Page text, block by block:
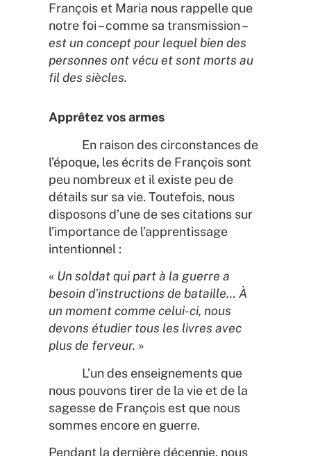
François et Maria nous rappelle que
notre foi – comme sa transmission –
est un concept pour lequel bien des
personnes ont vécu et sont morts au
fil des siècles.
Apprêtez vos armes
En raison des circonstances de
l’époque, les écrits de François sont
peu nombreux et il existe peu de
détails sur sa vie. Toutefois, nous
disposons d’une de ses citations sur
l’importance de l’apprentissage
intentionnel :
« Un soldat qui part à la guerre a
besoin d’instructions de bataille… À
un moment comme celui-ci, nous
devons étudier tous les livres avec
plus de ferveur. »
L’un des enseignements que
nous pouvons tirer de la vie et de la
sagesse de François est que nous
sommes encore en guerre.
Pendant la dernière décennie, nous